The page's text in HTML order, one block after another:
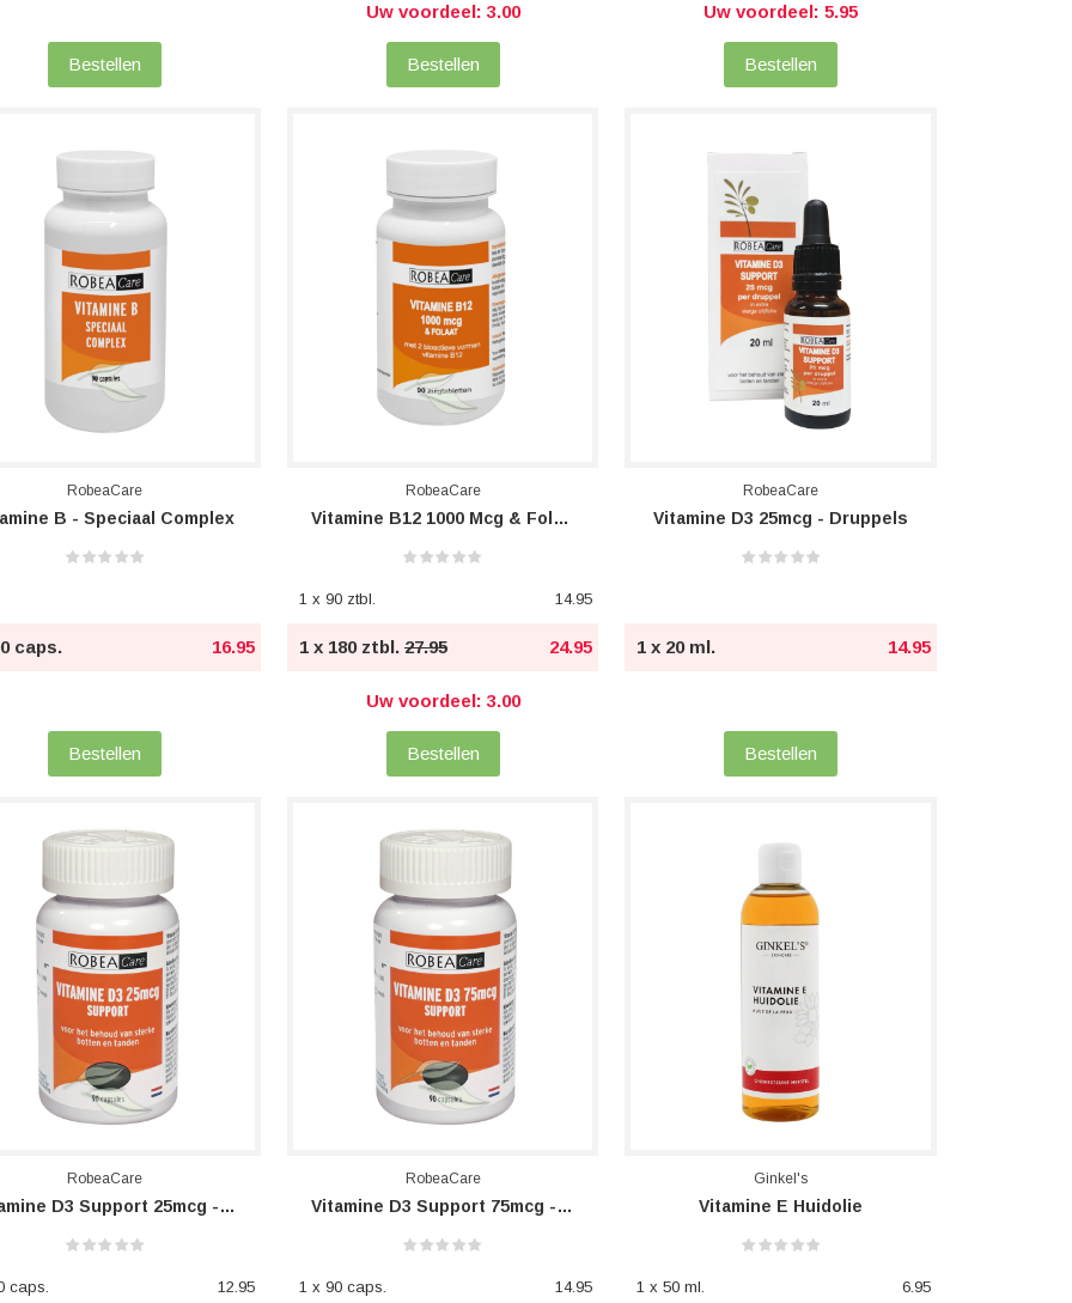
Bestellen
Uw voordeel: 3.00
Bestellen
Uw voordeel: 5.95
Bestellen
RobeaCare
B - Speciaal Complex
caps. 16.95
Bestellen
RobeaCare
Vitamine B12 1000 Mcg & Folaat
1 x 90 ztbl. 14.95
1 x 180 ztbl. 27.95 24.95
Uw voordeel: 3.00
Bestellen
RobeaCare
Vitamine D3 25mcg - Druppels
1 x 20 ml. 14.95
Bestellen
RobeaCare
Vitamine D3 Support 25mcg - 1000 I.E.
caps. 12.95
RobeaCare
Vitamine D3 Support 75mcg - 3000 I.E.
1 x 90 caps. 14.95
Ginkel's
Vitamine E Huidolie
1 x 50 ml. 6.95